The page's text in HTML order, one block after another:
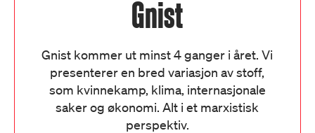
Gnist
Gnist kommer ut minst 4 ganger i året. Vi
presenterer en bred variasjon av stoff,
som kvinnekamp, klima, internasjonale
saker og økonomi. Alt i et marxistisk
perspektiv.